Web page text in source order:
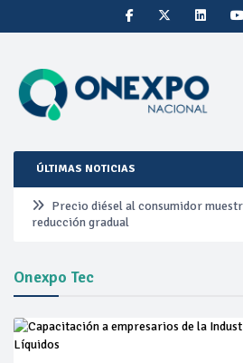
ÚLTIMAS NOTICIAS
Precio diésel al consumidor
reducción gradual
Pemex ante la refinación clandestina
precios del petróleo y producción
Onexpo Tec